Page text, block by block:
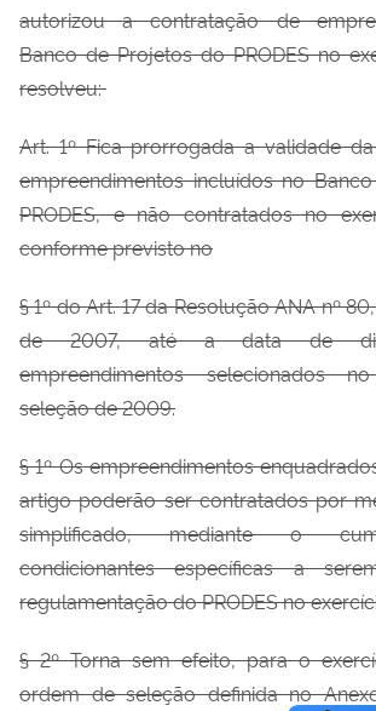
autorizou a contratação de
Banco de Projetos do PRODES no
resolveu:
Art. 1º Fica prorrogada a validade
empreendimentos incluídos no
PRODES, e não contratados no
conforme previsto no
§ 1º do Art. 17 da Resolução ANA nº
de 2007, até a data de
empreendimentos selecionados
seleção de 2009.
§ 1º Os empreendimentos
artigo poderão ser contratados por
simplificado, mediante o
condicionantes específicas a
regulamentação do PRODES no
§ 2º Torna sem efeito, para o
ordem de seleção definida no